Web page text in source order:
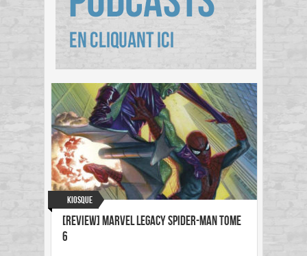
Kiosque
[Review] Marvel Legacy Spider-Man Tome
6